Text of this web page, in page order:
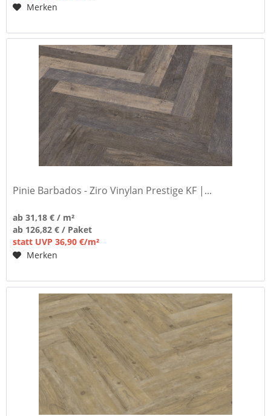
Merken
Pinie Barbados - Ziro Vinylan Prestige KF |...
ab 31,18 € / m²
ab 126,82 € / Paket
statt UVP 36,90 €/m²
Merken